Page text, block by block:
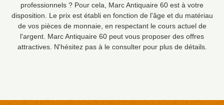
professionnels ? Pour cela, Marc Antiquaire 60 est à votre
disposition. Le prix est établi en fonction de l'âge et du matériau
de vos pièces de monnaie, en respectant le cours actuel de
l'argent. Marc Antiquaire 60 peut vous proposer des offres
attractives. N'hésitez pas à le consulter pour plus de détails.